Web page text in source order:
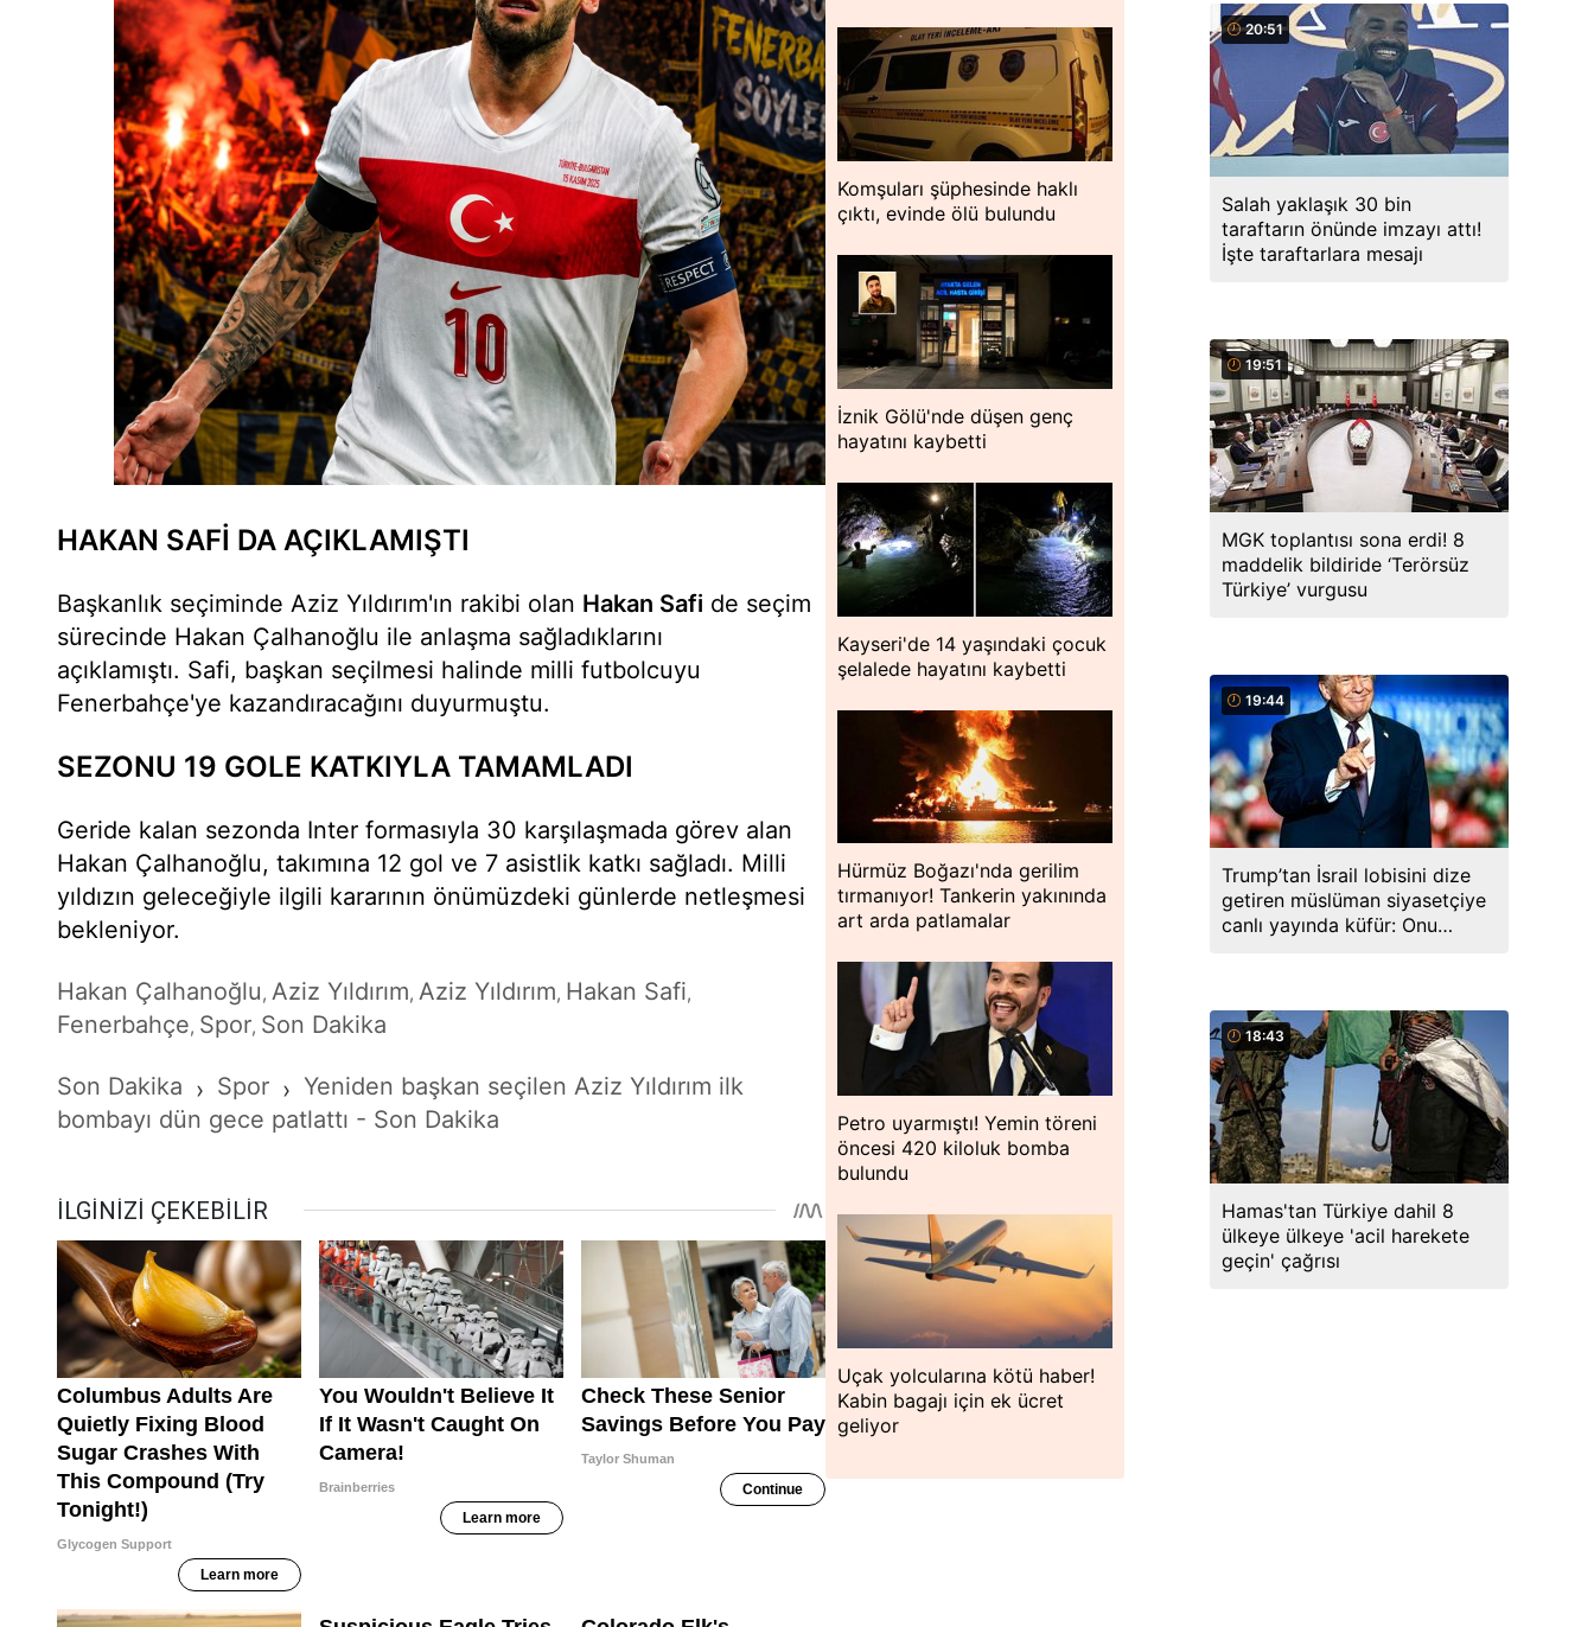
HAKAN SAFİ DA AÇIKLAMIŞTI
Başkanlık seçiminde Aziz Yıldırım'ın rakibi olan Hakan Safi de seçim
sürecinde Hakan Çalhanoğlu ile anlaşma sağladıklarını
açıklamıştı. Safi, başkan seçilmesi halinde milli futbolcuyu
Fenerbahçe'ye kazandıracağını duyurmuştu.
SEZONU 19 GOLE KATKIYLA TAMAMLADI
Geride kalan sezonda Inter formasıyla 30 karşılaşmada görev alan
Hakan Çalhanoğlu, takımına 12 gol ve 7 asistlik katkı sağladı. Milli
yıldızın geleceğiyle ilgili kararının önümüzdeki günlerde netleşmesi
bekleniyor.
Hakan Çalhanoğlu, Aziz Yıldırım, Aziz Yıldırım, Hakan Safi,
Fenerbahçe, Spor, Son Dakika
Son Dakika › Spor › Yeniden başkan seçilen Aziz Yıldırım ilk
bombayı dün gece patlattı - Son Dakika
Komşuları şüphesinde haklı
çıktı, evinde ölü bulundu
İznik Gölü'nde düşen genç
hayatını kaybetti
Kayseri'de 14 yaşındaki çocuk
şelalede hayatını kaybetti
Hürmüz Boğazı'nda gerilim
tırmanıyor! Tankerin yakınında
art arda patlamalar
Petro uyarmıştı! Yemin töreni
öncesi 420 kiloluk bomba
bulundu
Uçak yolcularına kötü haber!
Kabin bagajı için ek ücret
geliyor
20:51
Salah yaklaşık 30 bin
taraftarın önünde imzayı attı!
İşte taraftarlara mesajı
19:51
MGK toplantısı sona erdi! 8
maddelik bildiride ‘Terörsüz
Türkiye’ vurgusu
19:44
Trump’tan İsrail lobisini dize
getiren müslüman siyasetçiye
canlı yayında küfür: Onu
18:43
Hamas'tan Türkiye dahil 8
ülkeye ülkeye 'acil harekete
geçin' çağrısı